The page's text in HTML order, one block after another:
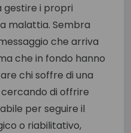
gestire i propri
malattia. Sembra
che arriva
che in fondo hanno
chi soffre di una
di offrire
per seguire il
o riabilitativo,